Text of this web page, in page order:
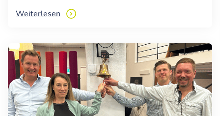
Weiterlesen